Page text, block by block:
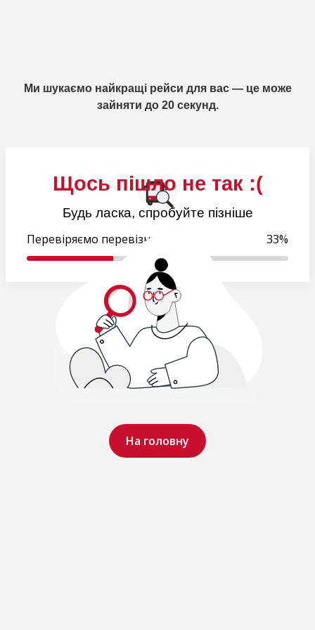
Щось пішло не так :(
Будь ласка, спробуйте пізніше
На головну
Ми шукаємо найкращі рейси для вас — це може
зайняти до 20 секунд.
Перевіряємо перевізників.. 33%